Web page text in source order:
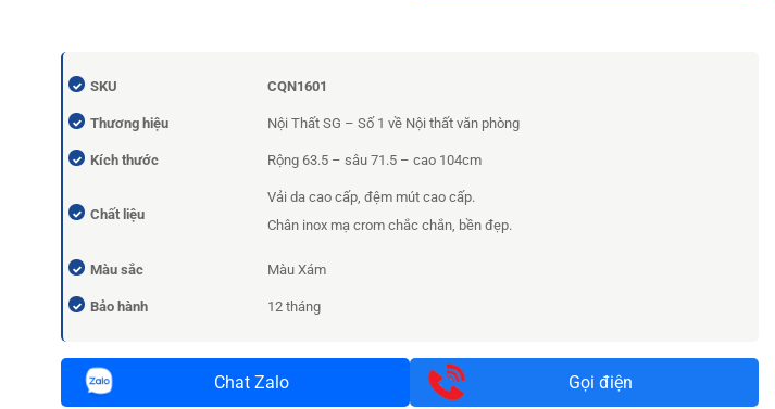
SKU CQN1601
Thương hiệu Nội Thất SG – Số 1 về Nội thất văn phòng
Kích thước Rộng 63.5 – sâu 71.5 – cao 104cm
Chất liệu
Vải da cao cấp, đệm mút cao cấp.
Chân inox mạ crom chắc chắn, bền đẹp.
Màu sắc Màu Xám
Bảo hành 12 tháng
Chat Zalo Gọi điện